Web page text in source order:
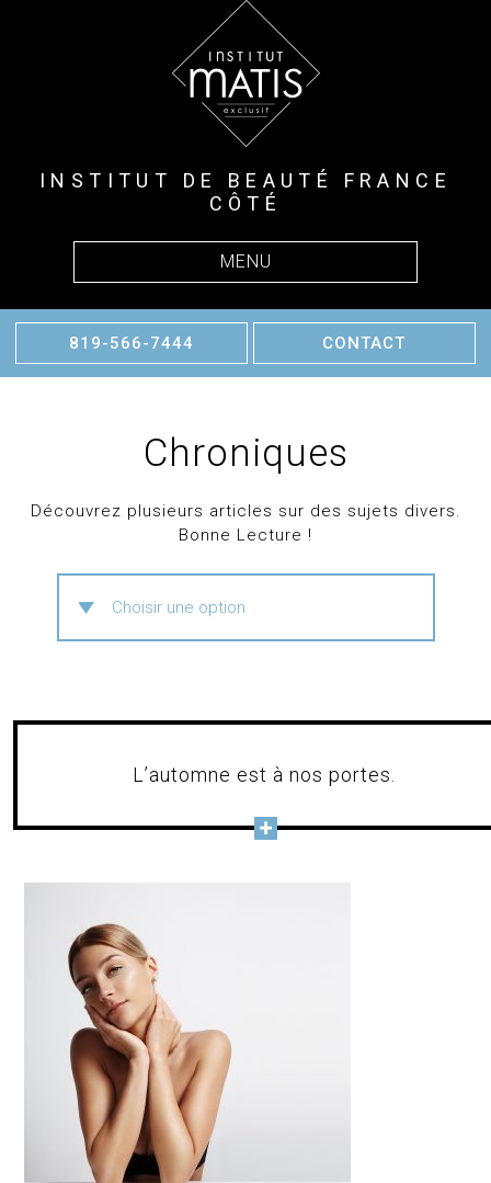
INSTITUT DE BEAUTÉ FRANCE
CÔTÉ
MENU
819-566-7444 CONTACT
Chroniques
Découvrez plusieurs articles sur des sujets divers.
Bonne Lecture !
L’automne est à nos portes.